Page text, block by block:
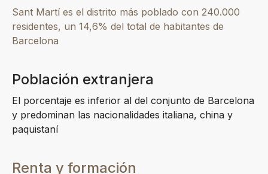
Sant Martí es el distrito más poblado con 240.000
residentes, un 14,6% del total de habitantes de
Barcelona
Población extranjera
El porcentaje es inferior al del conjunto de Barcelona
y predominan las nacionalidades italiana, china y
paquistaní
Renta y formación